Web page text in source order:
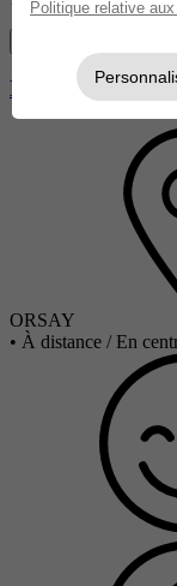
Méta-
ORSAY
• À distance / En
Politique relative